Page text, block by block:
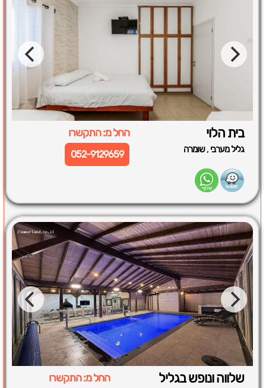
בית הלוי החל מ: התקשרו
גליל מערבי ,שומרה 052-9129659
שלווה ונופש בגליל החל מ: התקשרו